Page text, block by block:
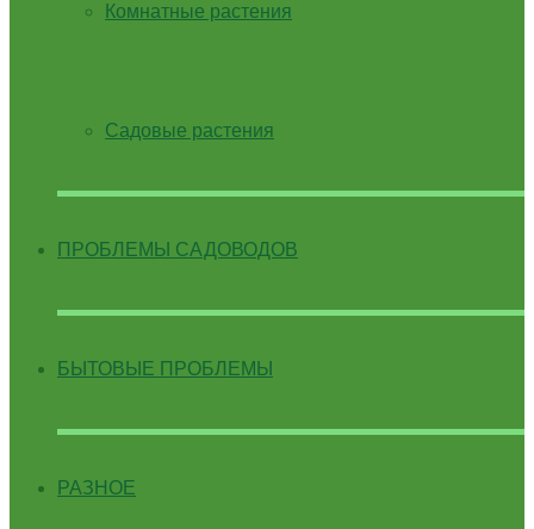
Комнатные растения
Садовые растения
ПРОБЛЕМЫ САДОВОДОВ
БЫТОВЫЕ ПРОБЛЕМЫ
РАЗНОЕ